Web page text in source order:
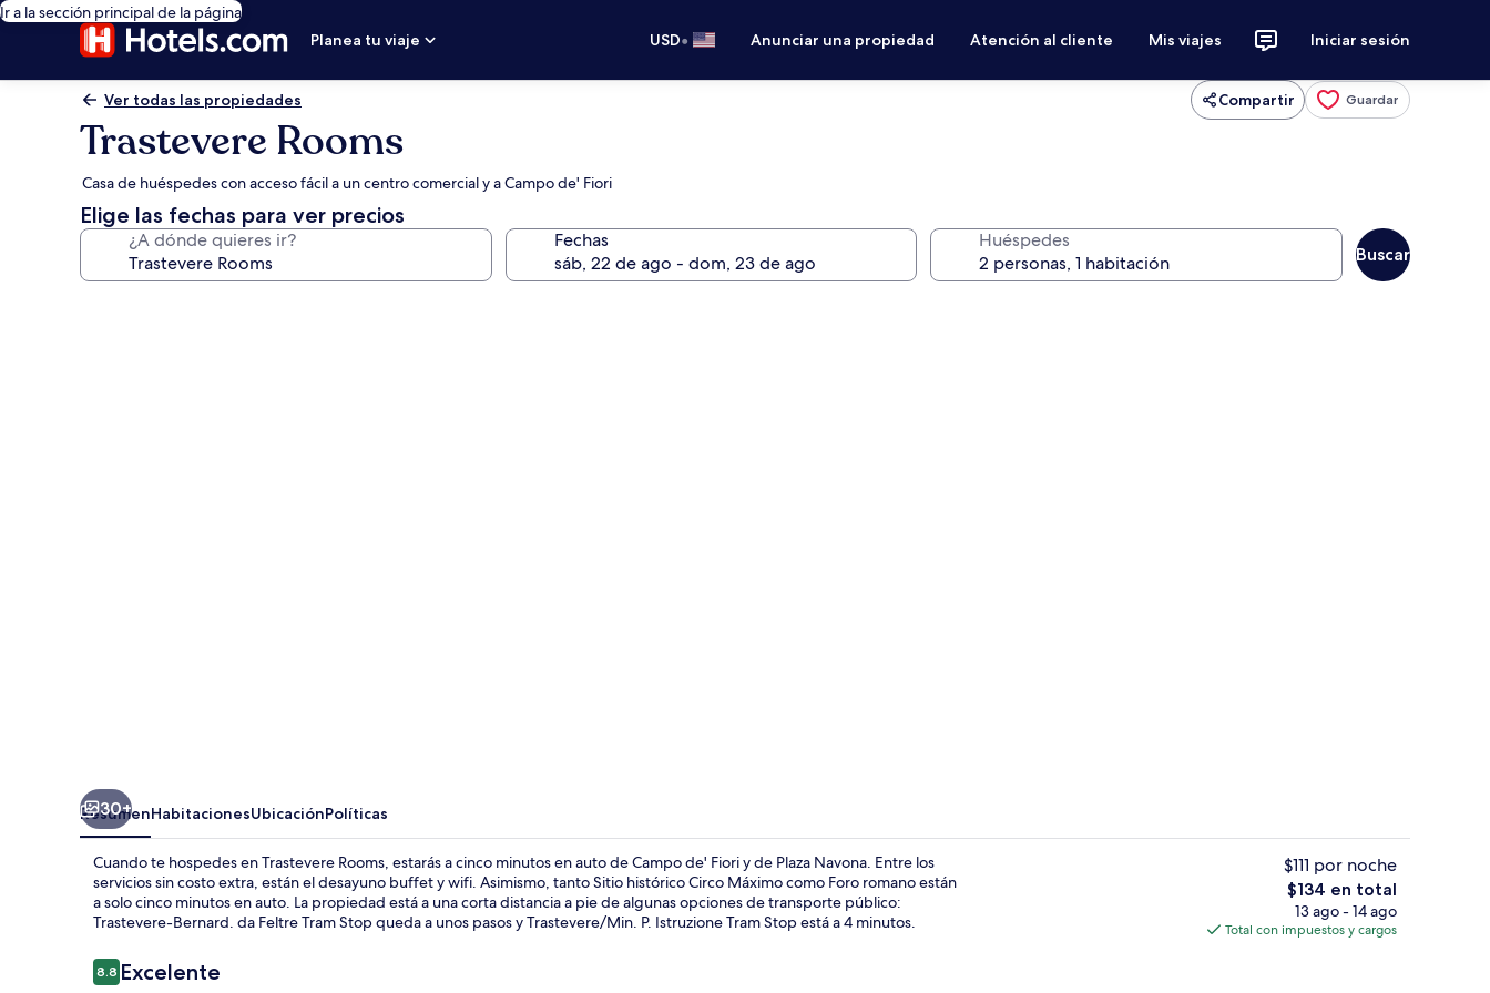
Ir a la sección principal de la página
Planea tu viaje
USD• Anunciar una propiedad Atención al cliente Mis viajes Iniciar sesión
Ver todas las propiedades Compartir Guardar
Trastevere Rooms
Casa de huéspedes con acceso fácil a un centro comercial y a Campo de' Fiori
Elige las fechas para ver precios
¿A dónde quieres ir? Fechas Huéspedes
Buscar
Sala de reuniones Entrada interior
30+
ResumenHabitacionesUbicaciónPolíticas
Cuando te hospedes en Trastevere Rooms, estarás a cinco minutos en auto de Campo de' Fiori y de Plaza Navona. Entre los
servicios sin costo extra, están el desayuno buffet y wifi. Asimismo, tanto Sitio histórico Circo Máximo como Foro romano están
a solo cinco minutos en auto. La propiedad está a una corta distancia a pie de algunas opciones de transporte público:
Trastevere-Bernard. da Feltre Tram Stop queda a unos pasos y Trastevere/Min. P. Istruzione Tram Stop está a 4 minutos.
Opiniones
8.88.8 de 10,
Excelente
$111 por noche
El
precio
total
$134 en total
13 ago - 14 ago
Total con impuestos y cargos